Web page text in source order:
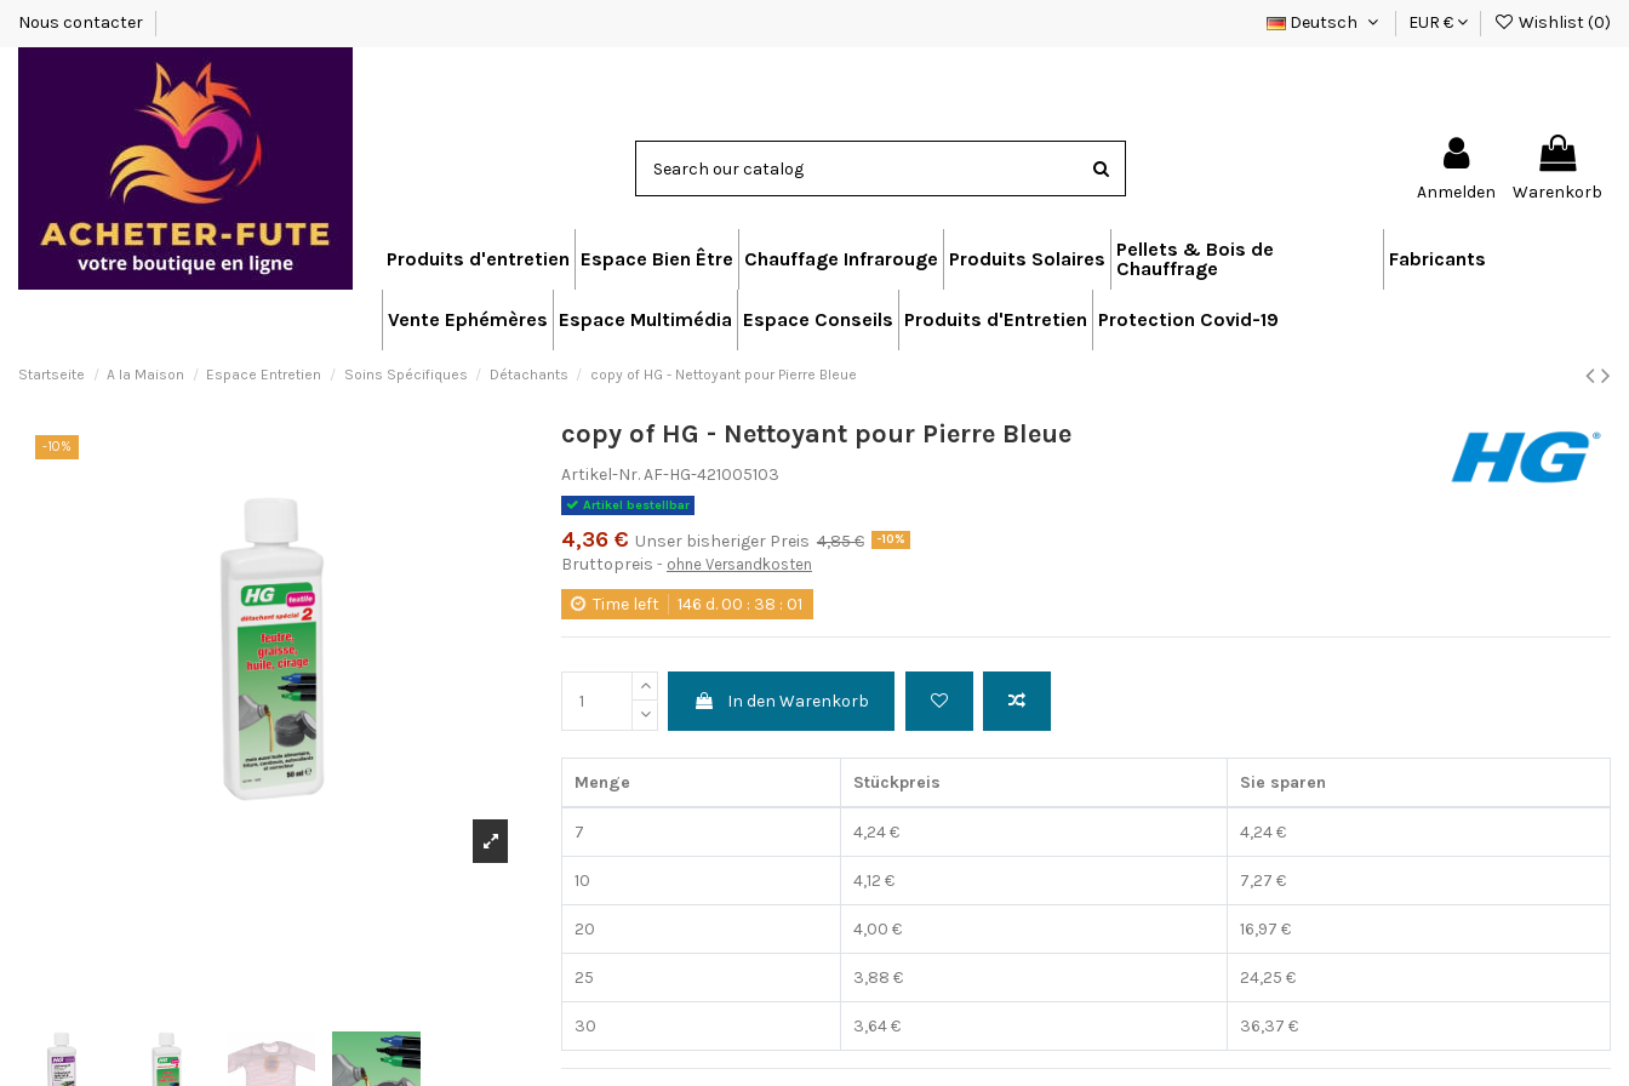
Nous contacter Deutsch EUR € Wishlist (0)
Anmelden Warenkorb
Produits d'entretien Espace Bien Être Chauffage Infrarouge Produits Solaires Pellets & Bois de
Chauffrage
Fabricants
Vente Ephémères Espace Multimédia Espace Conseils Produits d'Entretien Protection Covid-19
Startseite A la Maison Espace Entretien Soins Spécifiques Détachants copy of HG - Nettoyant pour Pierre Bleue
-10% copy of HG - Nettoyant pour Pierre Bleue
Artikel-Nr.AF-HG-421005103
Artikel bestellbar
4,36 € Unser bisheriger Preis 4,85 € -10%
Bruttopreis ohne Versandkosten
Time left 146 d. 00 : 38 : 00
In den Warenkorb
Menge Stückpreis Sie sparen
7 4,24 € 4,24 €
10 4,12 € 7,27 €
20 4,00 € 16,97 €
25 3,88 € 24,25 €
30 3,64 € 36,37 €